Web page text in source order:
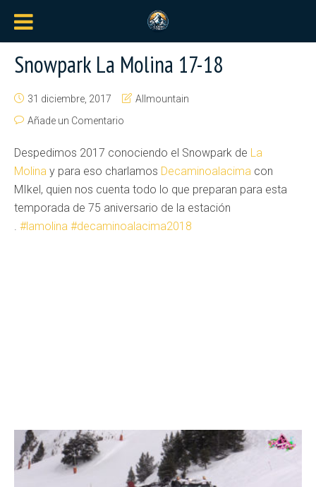
Snowpark La Molina 17-18
31 diciembre, 2017
Allmountain
Añade un Comentario
Despedimos 2017 conociendo el Snowpark de La
Molina y para eso charlamos Decaminoalacima con
MIkel, quien nos cuenta todo lo que preparan para esta
temporada de 75 aniversario de la estación
. #lamolina #decaminoalacima2018